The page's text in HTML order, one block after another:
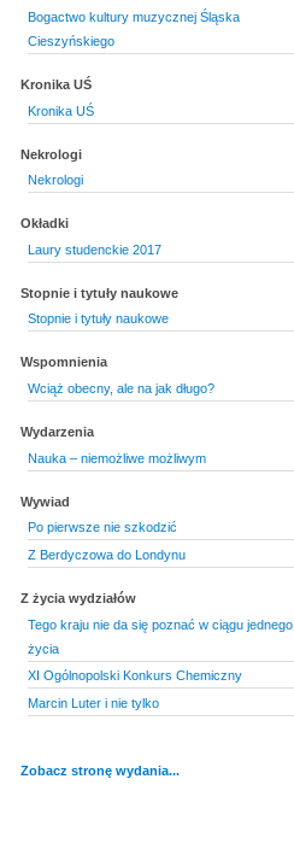
Bogactwo kultury muzycznej Śląska
Cieszyńskiego
Kronika UŚ
Kronika UŚ
Nekrologi
Nekrologi
Okładki
Laury studenckie 2017
Stopnie i tytuły naukowe
Stopnie i tytuły naukowe
Wspomnienia
Wciąż obecny, ale na jak długo?
Wydarzenia
Nauka – niemożliwe możliwym
Wywiad
Po pierwsze nie szkodzić
Z Berdyczowa do Londynu
Z życia wydziałów
Tego kraju nie da się poznać w ciągu jednego
życia
XI Ogólnopolski Konkurs Chemiczny
Marcin Luter i nie tylko
Zobacz stronę wydania...